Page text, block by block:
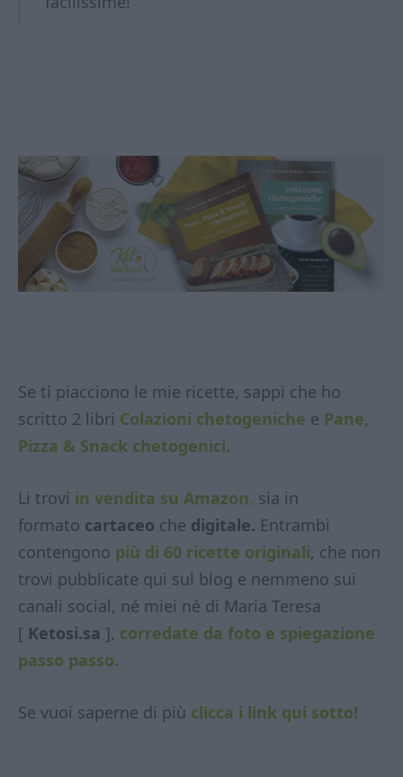
Se ti piacciono le mie ricette, sappi che ho
scritto 2 libri Colazioni chetogeniche e Pane,
Pizza & Snack chetogenici.
Li trovi in vendita su Amazon, sia in
formato cartaceo che digitale. Entrambi
contengono più di 60 ricette originali, che non
trovi pubblicate qui sul blog e nemmeno sui
canali social, né miei né di Maria Teresa
[ Ketosi.sa ], corredate da foto e spiegazione
passo passo.
Se vuoi saperne di più clicca i link qui sotto!